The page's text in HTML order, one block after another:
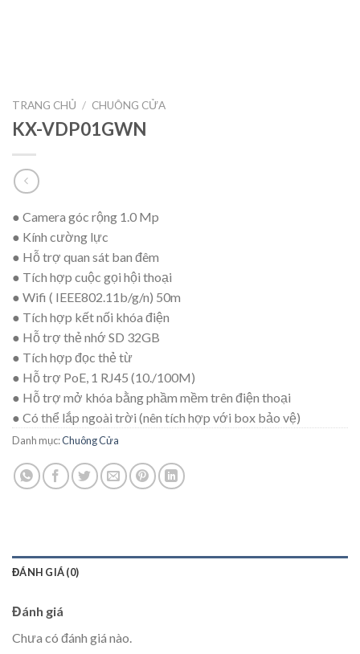
TRANG CHỦ / CHUÔNG CỬA
KX-VDP01GWN
● Camera góc rộng 1.0 Mp
● Kính cường lực
● Hỗ trợ quan sát ban đêm
● Tích hợp cuộc gọi hội thoại
● Wifi ( IEEE802.11b/g/n) 50m
● Tích hợp kết nối khóa điện
● Hỗ trợ thẻ nhớ SD 32GB
● Tích hợp đọc thẻ từ
● Hỗ trợ PoE, 1 RJ45 (10./100M)
● Hỗ trợ mở khóa bằng phầm mềm trên điện thoại
● Có thể lắp ngoài trời (nên tích hợp với box bảo vệ)
Danh mục:Chuông Cửa
ĐÁNH GIÁ (0)
Đánh giá
Chưa có đánh giá nào.